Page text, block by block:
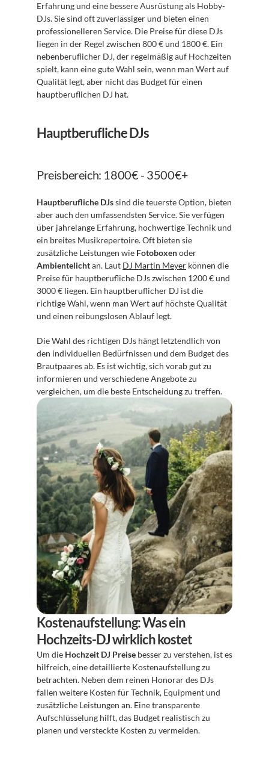
Erfahrung und eine bessere Ausrüstung als Hobby-
DJs. Sie sind oft zuverlässiger und bieten einen
professionelleren Service. Die Preise für diese DJs
liegen in der Regel zwischen 800 € und 1800 €. Ein
nebenberuflicher DJ, der regelmäßig auf Hochzeiten
spielt, kann eine gute Wahl sein, wenn man Wert auf
Qualität legt, aber nicht das Budget für einen
hauptberuflichen DJ hat.
Hauptberufliche DJs
Preisbereich: 1800€ - 3500€+
Hauptberufliche DJs sind die teuerste Option, bieten
aber auch den umfassendsten Service. Sie verfügen
über jahrelange Erfahrung, hochwertige Technik und
ein breites Musikrepertoire. Oft bieten sie
zusätzliche Leistungen wie Fotoboxen
Ambientelicht an. Laut DJ Martin Meyer können die
Preise für hauptberufliche DJs zwischen 1200 € und
3000 € liegen. Ein hauptberuflicher DJ ist die
richtige Wahl, wenn man Wert auf höchste Qualität
und einen reibungslosen Ablauf legt.
Die Wahl des richtigen DJs hängt letztendlich von
den individuellen Bedürfnissen und dem Budget des
Brautpaares ab. Es ist wichtig, sich vorab gut zu
informieren und verschiedene Angebote zu
vergleichen, um die beste Entscheidung zu treffen.
Kostenaufstellung: Was ein
Hochzeits-DJ wirklich kostet
Um die Hochzeit DJ Preise besser zu verstehen, ist es
hilfreich, eine detaillierte Kostenaufstellung zu
betrachten. Neben dem reinen Honorar des DJs
fallen weitere Kosten für Technik, Equipment und
zusätzliche Leistungen an. Eine transparente
Aufschlüsselung hilft, das Budget realistisch zu
planen und versteckte Kosten zu vermeiden.